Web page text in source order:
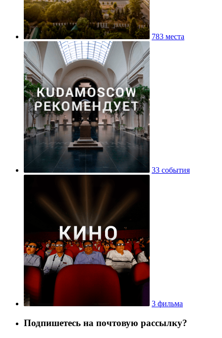
783 места
33 события
3 фильма
Подпишетесь на почтовую рассылку?